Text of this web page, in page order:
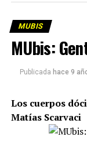
entrevistaron
estudiantesy
escuchar)
época hoy
palabra, que
«la voz de Dios»
el documental y
MUBIS
MUbis:
Publicada hace 9
Los cuerpos
Matías Scarvaci